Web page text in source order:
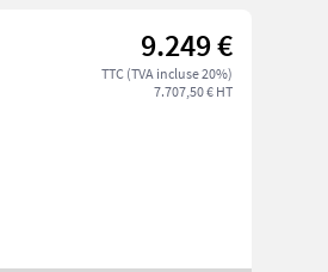
9.249 €
TTC (TVA incluse 20%)
7.707,50 € HT